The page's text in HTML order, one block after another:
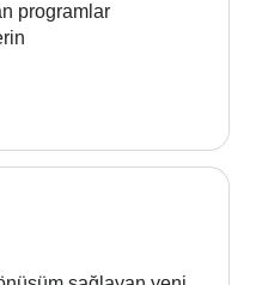
programlar